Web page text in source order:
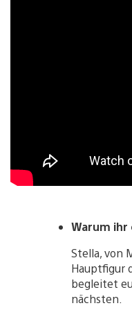
Warum ihr
Stella, von
Hauptfigur
begleitet
nächsten.